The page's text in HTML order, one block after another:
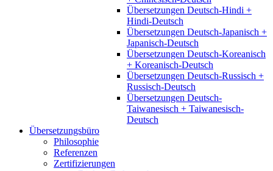
Übersetzungen Deutsch-Hindi +
Hindi-Deutsch
Übersetzungen Deutsch-Japanisch +
Japanisch-Deutsch
Übersetzungen Deutsch-Koreanisch
+ Koreanisch-Deutsch
Übersetzungen Deutsch-Russisch +
Russisch-Deutsch
Übersetzungen Deutsch-
Taiwanesisch + Taiwanesisch-
Deutsch
Übersetzungsbüro
Philosophie
Referenzen
Zertifizierungen